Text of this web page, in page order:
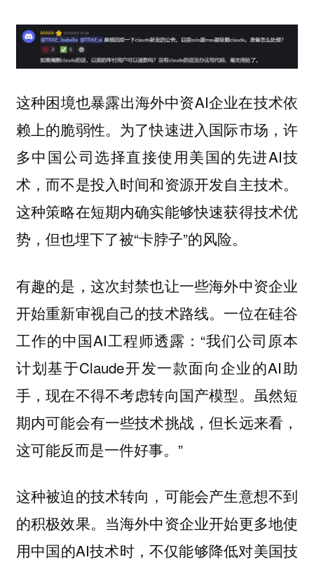
这种困境也暴露出海外中资AI企业在技术依
赖上的脆弱性。为了快速进入国际市场，许
多中国公司选择直接使用美国的先进AI技
术，而不是投入时间和资源开发自主技术。
这种策略在短期内确实能够快速获得技术优
势，但也埋下了被“卡脖子”的风险。
有趣的是，这次封禁也让一些海外中资企业
开始重新审视自己的技术路线。一位在硅谷
工作的中国AI工程师透露：“我们公司原本
计划基于Claude开发一款面向企业的AI助
手，现在不得不考虑转向国产模型。虽然短
期内可能会有一些技术挑战，但长远来看，
这可能反而是一件好事。”
这种被迫的技术转向，可能会产生意想不到
的积极效果。当海外中资企业开始更多地使
用中国的AI技术时，不仅能够降低对美国技